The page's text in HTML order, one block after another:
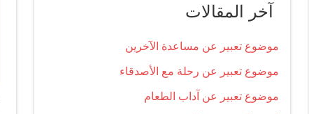
آخر المقالات
موضوع تعبير عن مساعدة الآخرين
موضوع تعبير عن رحلة مع الأصدقاء
موضوع تعبير عن آداب الطعام